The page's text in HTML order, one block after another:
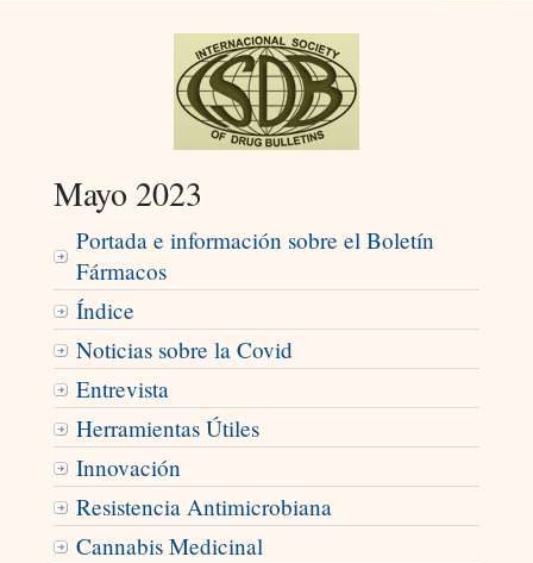
Mayo 2023
Portada e información sobre el Boletín
Fármacos
Índice
Noticias sobre la Covid
Entrevista
Herramientas Útiles
Innovación
Resistencia Antimicrobiana
Cannabis Medicinal